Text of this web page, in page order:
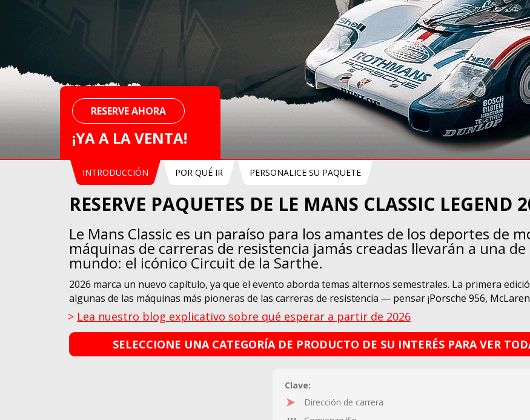
RESERVE AHORA
¡YA A LA VENTA!
INTRODUCCIÓN POR QUÉ IR PERSONALICE SU PAQUETE
RESERVE PAQUETES DE LE MANS CLASSIC LEGEND
Le Mans Classic es un paraíso para los amantes de los deportes de
máquinas de carreras de resistencia jamás creadas llevarán a una de
mundo: el icónico Circuit de la Sarthe.
2026 marca un nuevo capítulo, ya que el evento aborda temas alternos semestrales. La primera
algunas de las máquinas más pioneras de las carreras de resistencia — pensar¡Porsche 956,
Lea nuestro blog explicativo sobre qué esperar a partir de 2026
SELECCIONE UNA CATEGORÍA DE PRODUCTO DE SU INTERÉS PARA VER
Clave:
Dirección de carrera